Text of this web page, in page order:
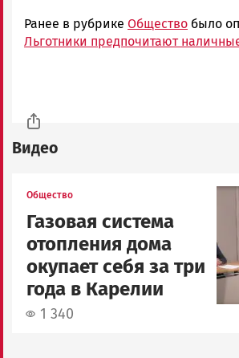
Ранее в рубрике Общество было
Льготники предпочитают
Видео
Общество
Газовая система
отопления дома
окупает себя за три
года в Карелии
1 340